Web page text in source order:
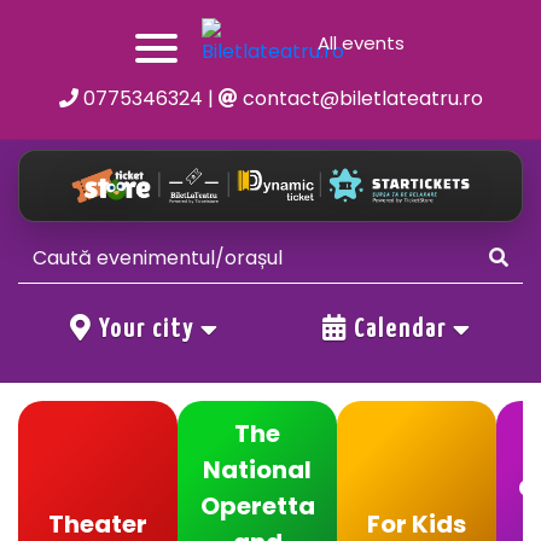
All events
0775346324 | contact@biletlateatru.ro
Your city Calendar
Theater
The
National
Operetta
For Kids